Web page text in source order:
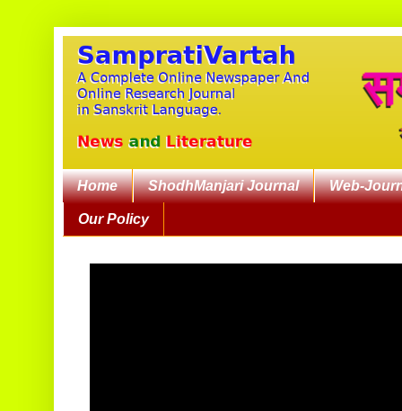
Home ShodhManjari Journal Web-
Our Policy